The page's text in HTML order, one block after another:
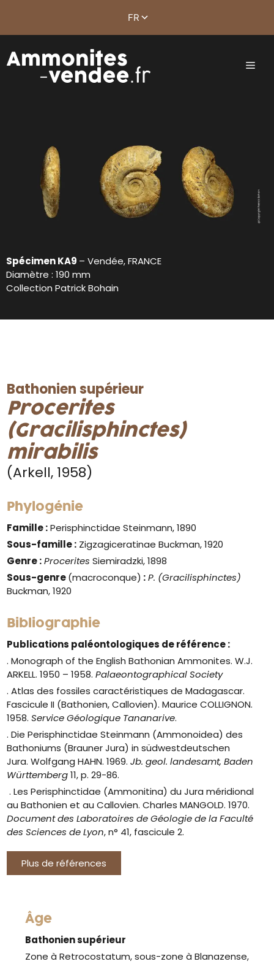
Spécimen KA9 – Vendée, FRANCE
Diamètre : 190 mm
Collection Patrick Bohain
Bathonien supérieur
Procerites
(Gracilisphinctes)
mirabilis
(Arkell, 1958)
Phylogénie
Famille :Perisphinctidae Steinmann, 1890
Sous-famille : Zigzagiceratinae Buckman, 1920
Genre: Procerites Siemiradzki, 1898
Sous-genre(macroconque) :P. (Gracilisphinctes)
Buckman, 1920
Bibliographie
Publications paléontologiques de référence :
. Monograph of the English Bathonian Ammonites. W.J.
ARKELL. 1950 – 1958.Palaeontographical Society
. Atlas des fossiles caractéristiques de Madagascar.
Fascicule II (Bathonien, Callovien). Maurice COLLIGNON.
1958.Service Géologique Tananarive.
.Die Perisphinctidae Steinmann (Ammonoidea) des
Bathoniums (Brauner Jura) in südwestdeutschen
Jura. Wolfgang HAHN. 1969.Jb. geol. landesamt, Baden
Württemberg11, p. 29-86.
. Les Perisphinctidae (Ammonitina) du Jura méridional
au Bathonien et au Callovien. Charles MANGOLD. 1970.
Document des Laboratoires de Géologie de la Faculté
des Sciences de Lyon, n° 41, fascicule 2.
Plus de références
Âge
Bathonien supérieur
Zone à Retrocostatum, sous-zone à Blanazense,